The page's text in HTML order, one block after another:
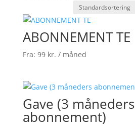
ABONNEMENT TE
Fra: 99 kr. / måned
Gave (3 måneders
abonnement)